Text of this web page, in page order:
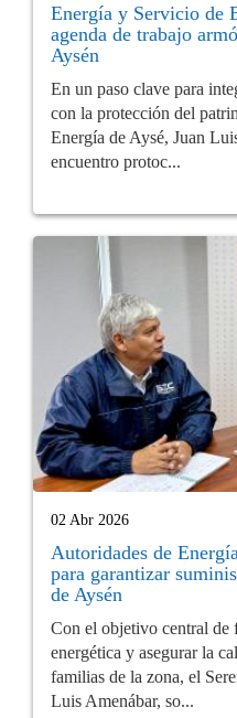
Energía y Servicio de
agenda de trabajo
Aysén
En un paso clave para
con la protección del
Energía de Aysé, Juan
encuentro protoc...
02 Abr 2026
Autoridades de
para garantizar
de Aysén
Con el objetivo central de
energética y asegurar la
familias de la zona, el
Luis Amenábar, so...